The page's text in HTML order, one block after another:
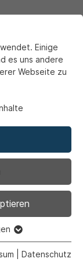
Einige
es uns andere
Webseite zu
Funktionen
Datenschutz